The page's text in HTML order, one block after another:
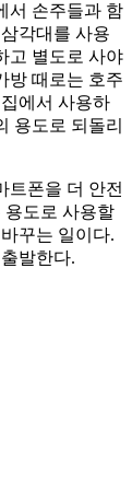
서 손주들과 함
각대를 사용
고 별도로 사야
방 때로는 호주
에서 사용하
용도로 되돌리
트폰을 더 안전
용도로 사용할
꾸는 일이다.
발한다.